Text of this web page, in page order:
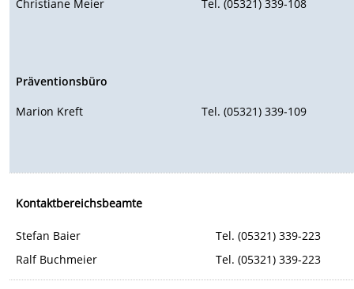
Christiane Meier Tel. (05321) 339-108
Präventionsbüro
Marion Kreft
Tel. (05321) 339-109
Kontaktbereichsbeamte
Stefan Baier
Tel. (05321) 339-223
Ralf Buchmeier
Tel. (05321) 339-223